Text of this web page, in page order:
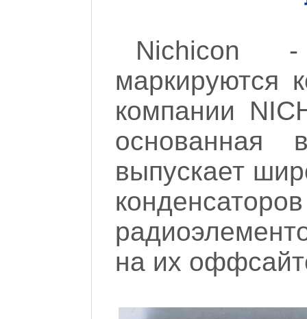
Nichicon
маркируются
компании
выпускает
на их